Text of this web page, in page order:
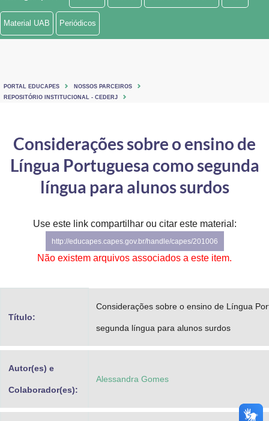
Ministério de Minas e Energia
Ministério do Turismo
Controladoria-Geral da União
Ministério da Mulher, da Família e dos Direitos Humanos
Secretaria de Governo
Gabinete de Segurança Institucional
Material UAB Periódicos
PORTAL EDUCAPES
NOSSOS PARCEIROS
REPOSITÓRIO INSTITUCIONAL - CEDERJ
Considerações sobre o ensino de
Língua Portuguesa como segunda
língua para alunos surdos
Use este link compartilhar ou citar este material:
http://educapes.capes.gov.br/handle/capes/201006
Não existem arquivos associados a este item.
Título:
Considerações sobre o ensino de Língua
segunda língua para alunos surdos
Autor(es) e
Colaborador(es):
Alessandra Gomes